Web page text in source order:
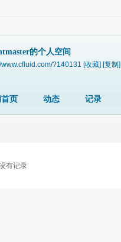
的个人空间
www.cfluid.com/?140131 [收藏] [复制]
页 动态 记录
有记录